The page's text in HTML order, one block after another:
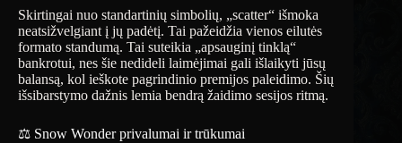
Skirtingai nuo standartinių simbolių, „scatter“ išmoka
neatsižvelgiant į jų padėtį. Tai pažeidžia vienos eilutės
formato standumą. Tai suteikia „apsauginį tinklą“
bankrotui, nes šie nedideli laimėjimai gali išlaikyti jūsų
balansą, kol ieškote pagrindinio premijos paleidimo. Šių
išsibarstymo dažnis lemia bendrą žaidimo sesijos ritmą.
⚖️ Snow Wonder privalumai ir trūkumai